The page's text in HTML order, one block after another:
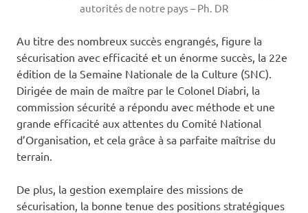
autorités de notre pays – Ph. DR
Au titre des nombreux succès engrangés, figure la
sécurisation avec efficacité et un énorme succès, la 22e
édition de la Semaine Nationale de la Culture (SNC).
Dirigée de main de maître par le Colonel Diabri, la
commission sécurité a répondu avec méthode et une
grande efficacité aux attentes du Comité National
d’Organisation, et cela grâce à sa parfaite maîtrise du
terrain.
De plus, la gestion exemplaire des missions de
sécurisation, la bonne tenue des positions stratégiques